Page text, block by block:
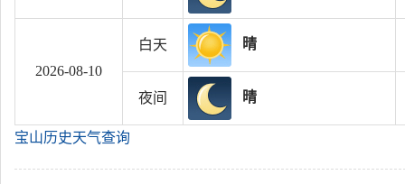
2026-08-10
白天 晴
夜间 晴
宝山历史天气查询